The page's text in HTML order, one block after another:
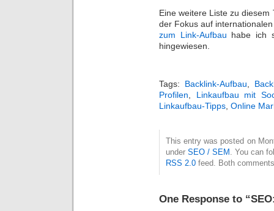
Eine weitere Liste zu
der Fokus auf
zum Link-Aufbau habe ich
hingewiesen.
Tags: Backlink-Aufbau
Profilen
Linkaufbau mit
Linkaufbau-Tipps Online
This entry was posted on
underSEO / SEM . You can
RSS 2.0 feed. Both
One Response to